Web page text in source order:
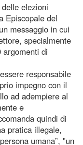
elezioni
Episcopale del
messaggio in cui
specialmente
argomenti di
responsabile
impegno con il
ad adempiere al
e
quindi di
pratica illegale,
umana”, "un